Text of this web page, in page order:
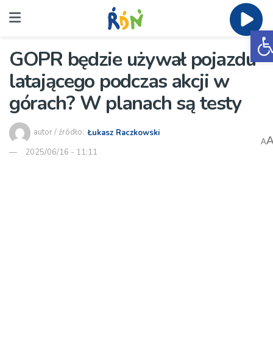
GOPR będzie używał pojazdu
latającego podczas akcji w
górach? W planach są testy
autor / źródło: Łukasz Raczkowski
2025/06/16 - 11:11
A